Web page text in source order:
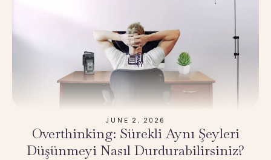
JUNE 2, 2026
Overthinking: Sürekli Aynı Şeyleri
Düşünmeyi Nasıl Durdurabilirsiniz?